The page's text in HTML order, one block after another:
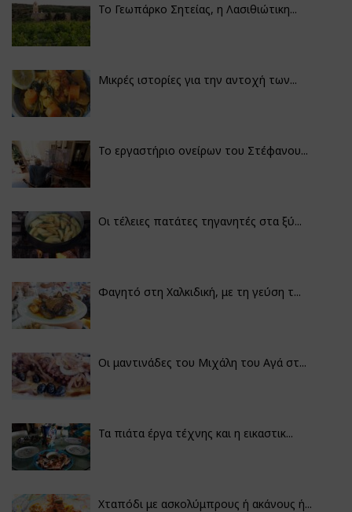
Το Γεωπάρκο Σητείας, η Λασιθιώτικη...
Μικρές ιστορίες για την αντοχή των...
Το εργαστήριο ονείρων του Στέφανου...
Οι τέλειες πατάτες τηγανητές στα ξύ...
Φαγητό στη Χαλκιδική, με τη γεύση τ...
Οι μαντινάδες του Μιχάλη του Αγά στ...
Τα πιάτα έργα τέχνης και η εικαστικ...
Χταπόδι με ασκολύμπρους ή ακάνους ή...